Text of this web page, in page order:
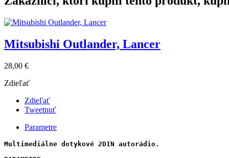
Mitsubishi Outlander, Lancer
28,00 €
Zdieľať
Zdieľať
Tweetnuť
Parametre
Multimediálne dotykové 2DIN autorádio.